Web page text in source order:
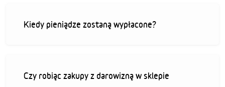
Kiedy pieniądze zostaną wypłacone?
Czy robiąc zakupy z darowizną w sklepie